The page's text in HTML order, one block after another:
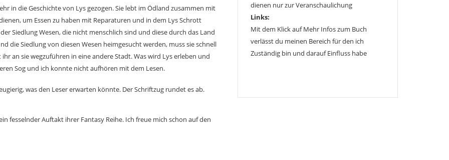
in die Geschichte von Lys gezogen. Sie lebt im Ödland zusammen mit
um Essen zu haben mit Reparaturen und in dem Lys Schrott
Siedlung Wesen, die nicht menschlich sind und diese durch das Land
die Siedlung von diesen Wesen heimgesucht werden, muss sie schnell
an sie wegzuführen in eine andere Stadt. Was wird Lys erleben und
Sog und ich konnte nicht aufhören mit dem Lesen.
was den Leser erwarten könnte. Der Schriftzug rundet es ab.
fesselnder Auftakt ihrer Fantasy Reihe. Ich freue mich schon auf den
dienen nur zur Veranschaulichung
Links:
Mit dem Klick auf Mehr Infos zum Buch
verlässt du meinen Bereich für den ich
Zuständig bin und darauf Einfluss habe